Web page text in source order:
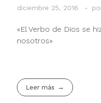
diciembre 25, 2016
«El Verbo de Dios se
nosotros»
Leer más